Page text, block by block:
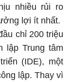
nhiều rủi ro
lợi ít nhất.
chỉ 200 triệu
lập Trung tâm
(IDE), một
lập. Thay vì